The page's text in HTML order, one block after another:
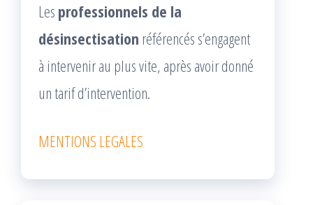
Les professionnels de la
désinsectisation référencés s’engagent
à intervenir au plus vite, après avoir donné
un tarif d’intervention.
MENTIONS LEGALES